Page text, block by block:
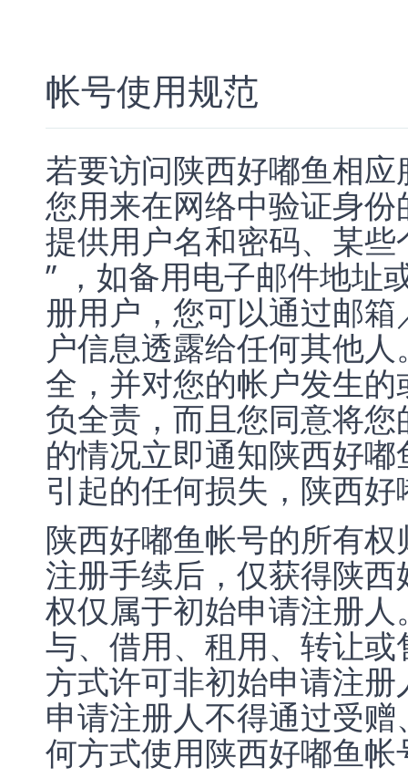
帐号使用规范
若要访问陕西好嘟鱼相
您用来在网络中验证身
提供用户名和密码、某
” ，如备用电子邮件地址
册用户，您可以通过邮
户信息透露给任何其他
全，并对您的帐户发生
负全责，而且您同意将
的情况立即通知陕西好
引起的任何损失，陕西
陕西好嘟鱼帐号的所有
注册手续后，仅获得陕
权仅属于初始申请注册
与、借用、租用、转让
方式许可非初始申请注
申请注册人不得通过受
何方式使用陕西好嘟鱼帐